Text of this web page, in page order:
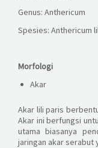
Genus: Anthericum
Spesies: Anthericum
Morfologi
Akar
Akar lili paris
Akar ini berfungsi
utama biasanya
jaringan akar serabut